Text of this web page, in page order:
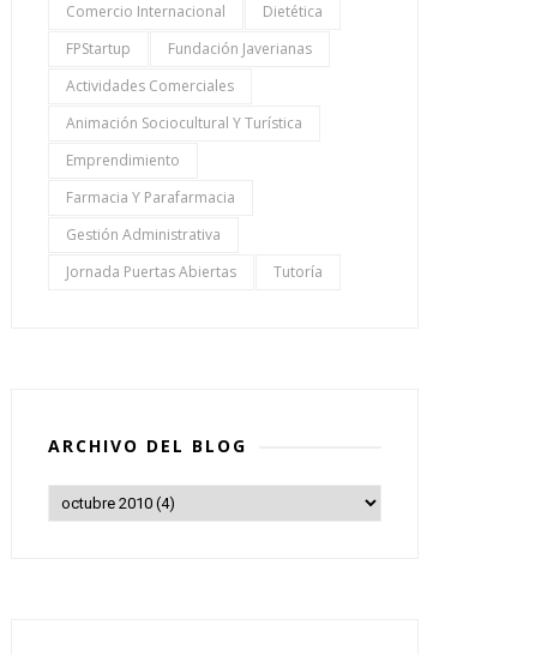
Comercio Internacional
Dietética
FPStartup
Fundación Javerianas
Actividades Comerciales
Animación Sociocultural Y Turística
Emprendimiento
Farmacia Y Parafarmacia
Gestión Administrativa
Jornada Puertas Abiertas
Tutoría
ARCHIVO DEL BLOG